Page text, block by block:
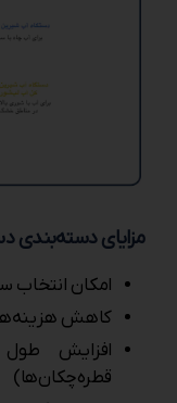
مزایای دسته‌بندی
امکان انتخاب
کاهش
افزایش طول
قطره‌چکان‌ها)